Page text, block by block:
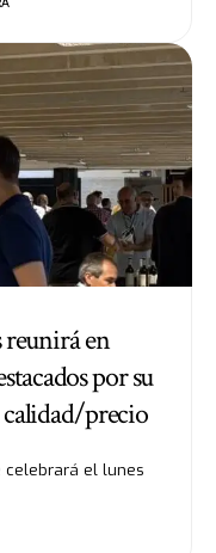
reunirá en
por su
calidad/precio
celebrará el lunes